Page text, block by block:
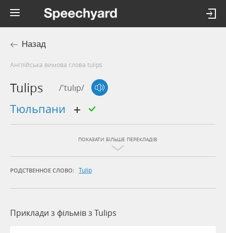
Назад
Англійська вимова слова tulips
Tulips /'tulɪp/
тюльпани
ПОКАЗАТИ БІЛЬШЕ ПЕРЕКЛАДІВ
РОДСТВЕННОЕ СЛОВО: Tulip
Приклади з фільмів з Tulips